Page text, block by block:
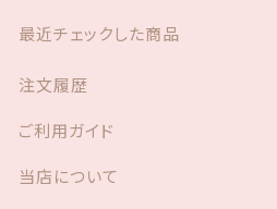
最近チェックした商品
注文履歴
ご利用ガイド
当店について